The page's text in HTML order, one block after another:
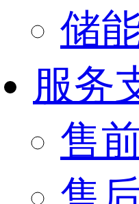
储
服务
售